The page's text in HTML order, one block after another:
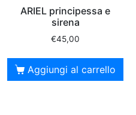
ARIEL principessa e
sirena
€45,00
Aggiungi al carrello